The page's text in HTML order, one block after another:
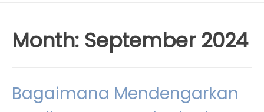
Month: September 2024
Bagaimana Mendengarkan